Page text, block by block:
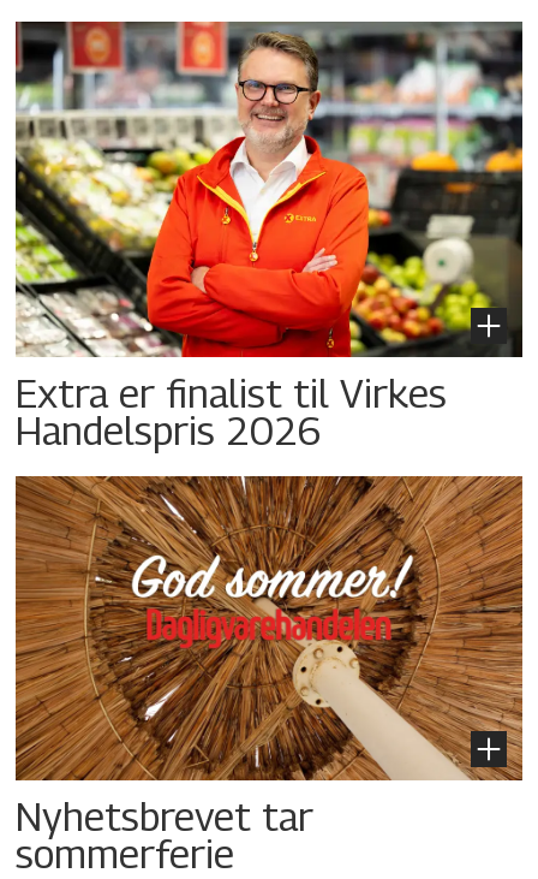
Extra er finalist til Virkes
Handelspris 2026
Nyhetsbrevet tar
sommerferie